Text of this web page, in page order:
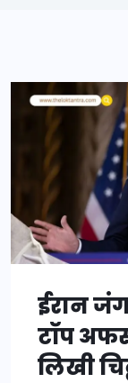
ईरान
टॉप
लिखी